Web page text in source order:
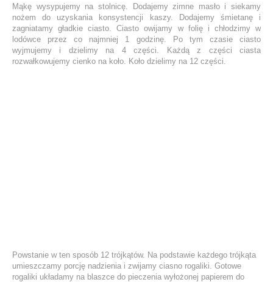
Mąkę wysypujemy na stolnicę. Dodajemy zimne masło i siekamy
nożem do uzyskania konsystencji kaszy. Dodajemy śmietanę i
zagniatamy gładkie ciasto. Ciasto owijamy w folię i chłodzimy w
lodówce przez co najmniej 1 godzinę. Po tym czasie ciasto
wyjmujemy i dzielimy na 4 części. Każdą z części ciasta
rozwałkowujemy cienko na koło. Koło dzielimy na 12 części.
Powstanie w ten sposób 12 trójkątów. Na podstawie każdego trójkąta
umieszczamy porcję nadzienia i zwijamy ciasno rogaliki. Gotowe
rogaliki układamy na blaszce do pieczenia wyłożonej papierem do